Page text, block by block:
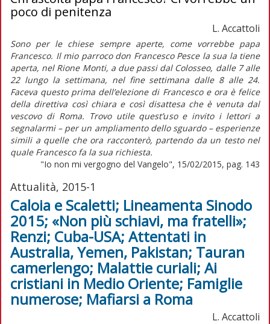
poco di penitenza
L. Accattoli
Sono per le chiese sempre aperte, come vorrebbe papa
Francesco. Il mio parroco don Francesco Pesce la sua la tiene
aperta, nel Rione Monti, a due passi dal Colosseo, dalle 7 alle
22 lungo la settimana, nel fine settimana dalle 8 alle 24.
Faceva questo prima dell’elezione di Francesco e ora è felice
della direttiva così chiara e così disattesa che è venuta dal
vescovo di Roma. Trovo utile quest’uso e invito i lettori a
segnalarmi – per un ampliamento dello sguardo – esperienze
simili a quelle che ora racconterò, partendo da un testo nel
quale Francesco fa la sua richiesta.
"Io non mi vergogno del Vangelo", 15/02/2015, pag. 143
Attualità, 2015-1
Caloia e Scaletti; Lineamenta Sinodo
2015; «Non più schiavi, ma fratelli»;
Renzi; Cuba-USA; Attentati in
Australia, Yemen, Pakistan; Tauran
camerlengo; Malattie curiali; Ai
cristiani in Medio Oriente; Famiglie
numerose; Mafiarsi a Roma
L. Accattoli